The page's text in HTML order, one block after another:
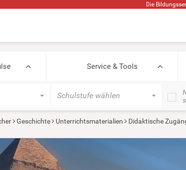
Die
Service & Tools
Schulstufe wählen
Geschichte Unterrichtsmaterialien Didaktische